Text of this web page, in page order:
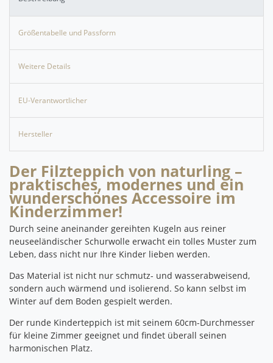
Größentabelle und Passform
Weitere Details
EU-Verantwortlicher
Hersteller
Der Filzteppich von naturling –
praktisches, modernes und ein
wunderschönes Accessoire im
Kinderzimmer!
Durch seine aneinander gereihten Kugeln aus reiner
neuseeländischer Schurwolle erwacht ein tolles Muster zum
Leben, dass nicht nur Ihre Kinder lieben werden.
Das Material ist nicht nur schmutz- und wasserabweisend,
sondern auch wärmend und isolierend. So kann selbst im
Winter auf dem Boden gespielt werden.
Der runde Kinderteppich ist mit seinem 60cm-Durchmesser
für kleine Zimmer geeignet und findet überall seinen
harmonischen Platz.